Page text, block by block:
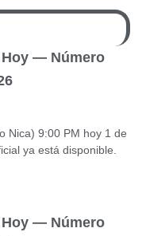
Hoy — Número
Nica) 9:00 PM hoy 1 de
ya está disponible.
Hoy — Número